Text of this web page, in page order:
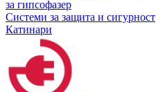
за гипсофазер
Системи за защита и сигурност
Катинари